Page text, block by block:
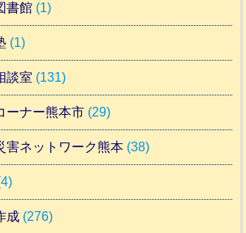
書館 (1)
(1)
談室 (131)
ーナー熊本市 (29)
害ネットワーク熊本 (38)
成 (276)